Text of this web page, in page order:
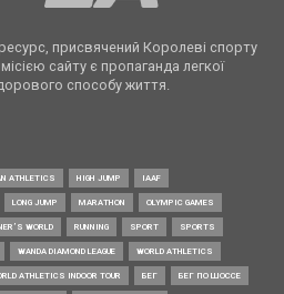
присвячений Королеві спорту
сайту є пропаганда легкої
способу життя.
ATHLETICS HIGH JUMP IAAF
LONG JUMP MARATHON OLYMPIC GAMES
WORLD RUNNING SPORT SPORTS
WANDA DIAMOND LEAGUE WORLD ATHLETICS
ATHLETICS INDOOR TOUR БЕГ БЕГ ПО ШОССЕ